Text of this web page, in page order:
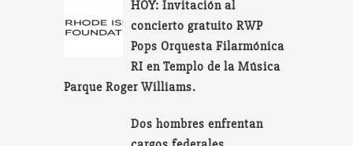
HOY: Invitación al
concierto gratuito RWP
Pops Orquesta Filarmónica
RI en Templo de la Música
Parque Roger Williams.
Dos hombres enfrentan